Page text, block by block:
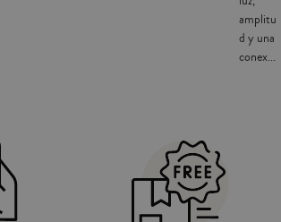
amplitu
d y una
conex...